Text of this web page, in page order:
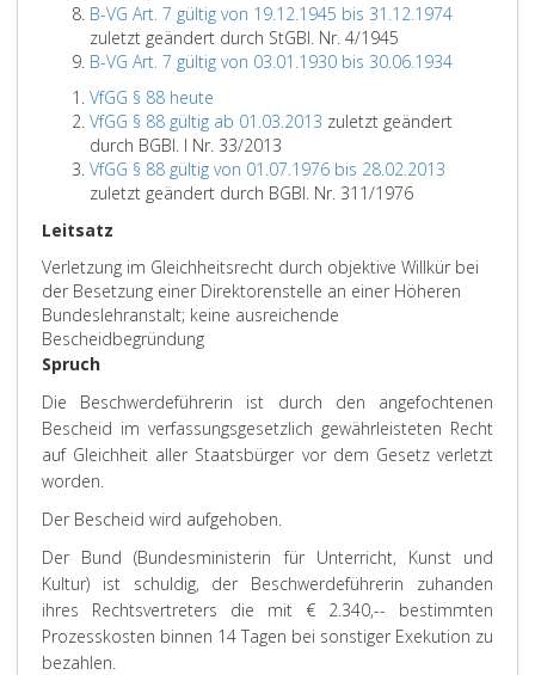
B-VG Art. 7 gültig von 19.12.1945 bis 31.12.1974
zuletzt geändert durch StGBl. Nr. 4/1945
B-VG Art. 7 gültig von 03.01.1930 bis 30.06.1934
VfGG § 88 heute
VfGG § 88 gültig ab 01.03.2013 zuletzt geändert
durch BGBl. I Nr. 33/2013
VfGG § 88 gültig von 01.07.1976 bis 28.02.2013
zuletzt geändert durch BGBl. Nr. 311/1976
Leitsatz
Verletzung im Gleichheitsrecht durch objektive Willkür bei
der Besetzung einer Direktorenstelle an einer Höheren
Bundeslehranstalt; keine ausreichende
Bescheidbegründung
Spruch
Die Beschwerdeführerin ist durch den angefochtenen
Bescheid im verfassungsgesetzlich gewährleisteten Recht
auf Gleichheit aller Staatsbürger vor dem Gesetz verletzt
worden.
Der Bescheid wird aufgehoben.
Der Bund (Bundesministerin für Unterricht, Kunst und
Kultur) ist schuldig, der Beschwerdeführerin zuhanden
ihres Rechtsvertreters die mit € 2.340,-- bestimmten
Prozesskosten binnen 14 Tagen bei sonstiger Exekution zu
bezahlen.